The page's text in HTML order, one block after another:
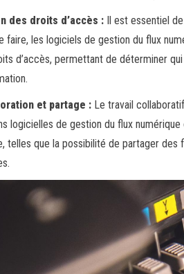
des droits d’accès : Il est essentiel
faire, les logiciels de gestion du flux
d’accès, permettant de déterminer
et partage : Le travail
logicielles de gestion du flux
telles que la possibilité de partager des